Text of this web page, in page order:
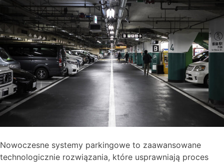
Nowoczesne systemy parkingowe to zaawansowane
technologicznie rozwiązania, które usprawniają proces